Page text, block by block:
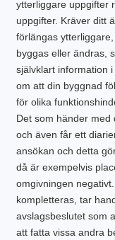
ytterliggare uppgifter
uppgifter. Kräver ditt
förlängas
byggas eller ändras,
självklart information
om att din byggnad
för olika
Det som händer
och även får ett
ansökan och detta
då är exempelvis
omgivningen
kompletteras, tar
avslagsbeslutet som
att fatta vissa andra